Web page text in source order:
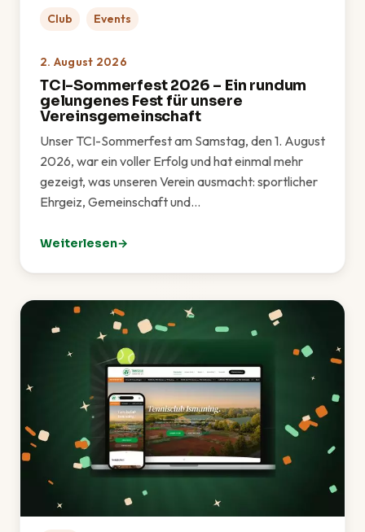
Club Events
2. August 2026
TCI-Sommerfest 2026 – Ein rundum
gelungenes Fest für unsere
Vereinsgemeinschaft
Unser TCI-Sommerfest am Samstag, den 1. August
2026, war ein voller Erfolg und hat einmal mehr
gezeigt, was unseren Verein ausmacht: sportlicher
Ehrgeiz, Gemeinschaft und…
Weiterlesen
: TCI-Sommerfest 2026 – Ein rundum gelungenes